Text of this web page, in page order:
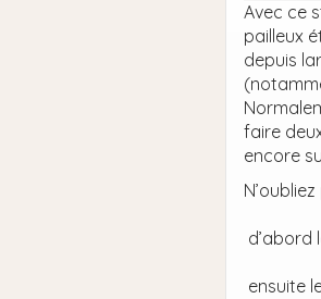
Avec ce
pailleux
depuis
faire
encore
d’abord
ensuite